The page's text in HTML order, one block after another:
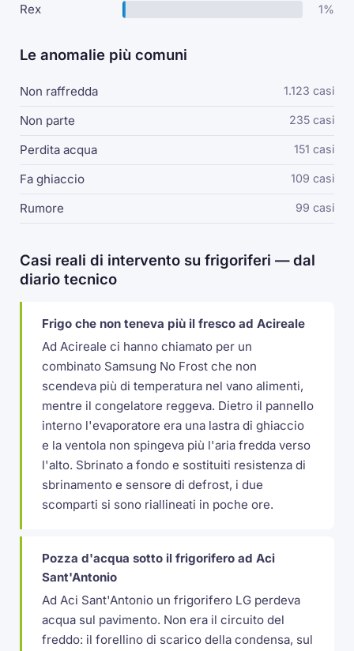
Rex 1%
Le anomalie più comuni
Non raffredda 1.123 casi
Non parte 235 casi
Perdita acqua 151 casi
Fa ghiaccio 109 casi
Rumore 99 casi
Casi reali di intervento su frigoriferi — dal
diario tecnico
Frigo che non teneva più il fresco ad Acireale
Ad Acireale ci hanno chiamato per un
combinato Samsung No Frost che non
scendeva più di temperatura nel vano alimenti,
mentre il congelatore reggeva. Dietro il pannello
interno l'evaporatore era una lastra di ghiaccio
e la ventola non spingeva più l'aria fredda verso
l'alto. Sbrinato a fondo e sostituiti resistenza di
sbrinamento e sensore di defrost, i due
scomparti si sono riallineati in poche ore.
Pozza d'acqua sotto il frigorifero ad Aci
Sant'Antonio
Ad Aci Sant'Antonio un frigorifero LG perdeva
acqua sul pavimento. Non era il circuito del
freddo: il forellino di scarico della condensa, sul